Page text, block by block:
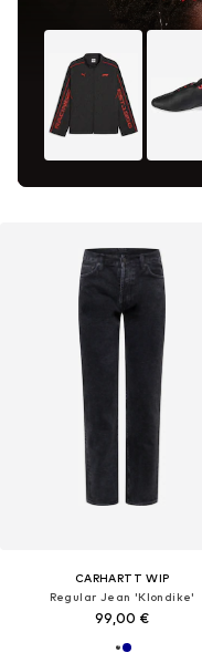
CARHARTT WIP
Regular Jean 'Klondike'
99,00 €